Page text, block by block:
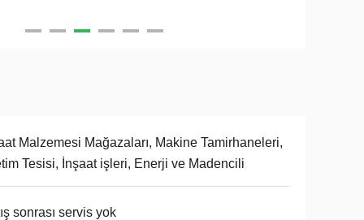
Malzemesi Mağazaları, Makine Tamirhaneleri,
Tesisi, İnşaat işleri, Enerji ve Madencili
sonrası servis yok